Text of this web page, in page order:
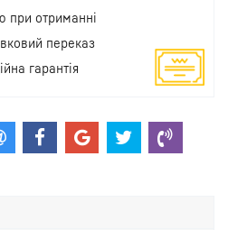
при отриманні
переказ
гарантія